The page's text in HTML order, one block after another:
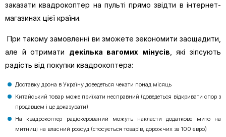
заказати квадрокоптер на пульті прямо звідти в інтернет-
магазинах цієї країни.
При такому замовленні ви зможете зекономити заощадити,
але й отримати декілька вагомих мінусів , які зіпсують
радість від покупки квадрокоптера:
Доставку дрона в Україну доведеться чекати понад місяць
Китайський товар може приїхати несправний (доведеться відкривати спор з
продавцем і це доказувати)
На квадрокоптер радіокерований можуть накласти додаткове мито на
митниці на власний розсуд (стосується товарів, дорожчих за 100 євро)